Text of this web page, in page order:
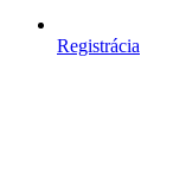
Registrácia